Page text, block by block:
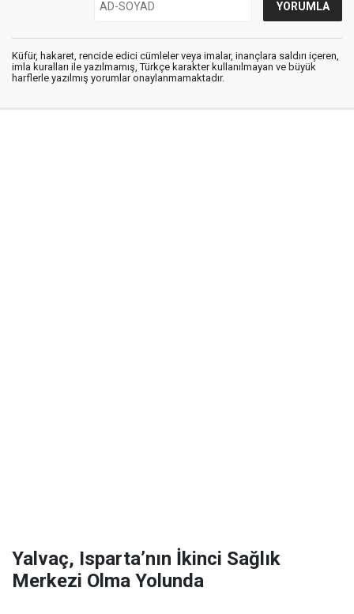
Küfür, hakaret, rencide edici cümleler veya imalar, inançlara saldırı içeren,
imla kuralları ile yazılmamış, Türkçe karakter kullanılmayan ve büyük
harflerle yazılmış yorumlar onaylanmamaktadır.
Yalvaç, Isparta’nın İkinci Sağlık
Merkezi Olma Yolunda